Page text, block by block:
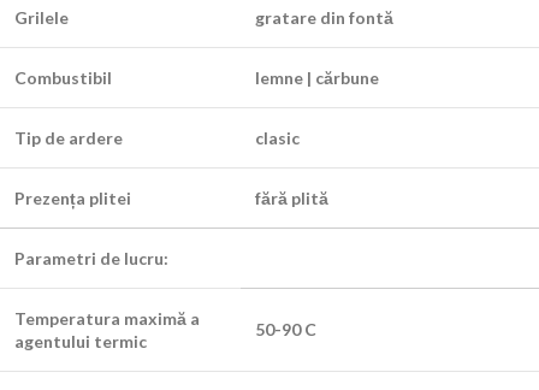
Grilele gratare din fontă
Combustibil lemne | cărbune
Tip de ardere clasic
Prezența plitei fără plită
Parametri de lucru:
Temperatura maximă a
agentului termic
50-90 C